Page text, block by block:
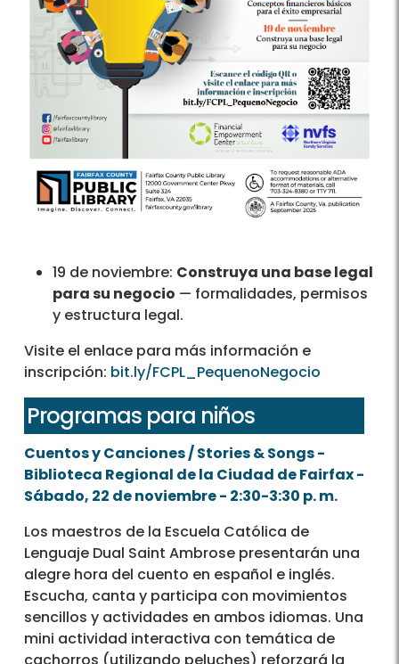
19 de noviembre: Construya una base legal
para su negocio — formalidades, permisos
y estructura legal.
Visite el enlace para más información e
inscripción: bit.ly/FCPL_PequenoNegocio
Programas para niños
Cuentos y Canciones / Stories & Songs -
Biblioteca Regional de la Ciudad de Fairfax -
Sábado, 22 de noviembre - 2:30-3:30 p. m.
Los maestros de la Escuela Católica de
Lenguaje Dual Saint Ambrose presentarán una
alegre hora del cuento en español e inglés.
Escucha, canta y participa con movimientos
sencillos y actividades en ambos idiomas. Una
mini actividad interactiva con temática de